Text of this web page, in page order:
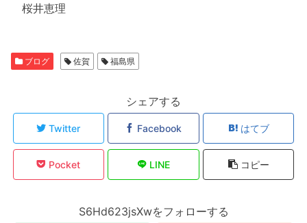
桜井恵理
ブログ 佐賀 福島県
シェアする
Twitter Facebook はてブ
Pocket LINE コピー
S6Hd623jsXwをフォローする